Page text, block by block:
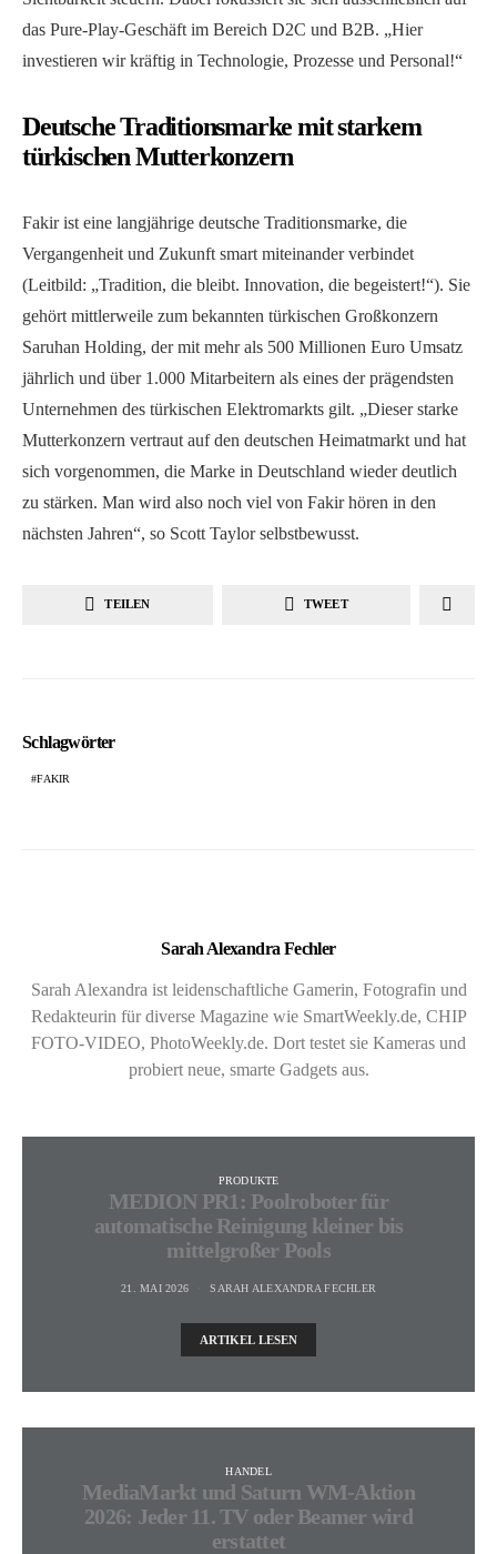
das Pure-Play-Geschäft im Bereich D2C und B2B. „Hier
investieren wir kräftig in Technologie, Prozesse und Personal!“
Deutsche Traditionsmarke mit starkem
türkischen Mutterkonzern
Fakir ist eine langjährige deutsche Traditionsmarke, die
Vergangenheit und Zukunft smart miteinander verbindet
(Leitbild: „Tradition, die bleibt. Innovation, die begeistert!“). Sie
gehört mittlerweile zum bekannten türkischen Großkonzern
Saruhan Holding, der mit mehr als 500 Millionen Euro Umsatz
jährlich und über 1.000 Mitarbeitern als eines der prägendsten
Unternehmen des türkischen Elektromarkts gilt. „Dieser starke
Mutterkonzern vertraut auf den deutschen Heimatmarkt und hat
sich vorgenommen, die Marke in Deutschland wieder deutlich
zu stärken. Man wird also noch viel von Fakir hören in den
nächsten Jahren“, so Scott Taylor selbstbewusst. ­ ­ ­
TEILEN TWEET
Schlagwörter
FAKIR
Sarah Alexandra Fechler
Sarah Alexandra ist leidenschaftliche Gamerin, Fotografin und
Redakteurin für diverse Magazine wie SmartWeekly.de, CHIP
FOTO-VIDEO, PhotoWeekly.de. Dort testet sie Kameras und
probiert neue, smarte Gadgets aus.
PRODUKTE
MEDION PR1: Poolroboter für
automatische Reinigung kleiner bis
mittelgroßer Pools
21. MAI 2026 SARAH ALEXANDRA FECHLER
ARTIKEL LESEN
HANDEL
MediaMarkt und Saturn WM-Aktion
2026: Jeder 11. TV oder Beamer wird
erstattet